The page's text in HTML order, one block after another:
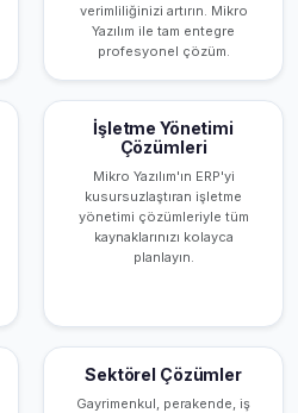
verimliliğinizi artırın. Mikro
Yazılım ile tam entegre
profesyonel çözüm.
İşletme Yönetimi
Çözümleri
Mikro Yazılım'ın ERP'yi
kusursuzlaştıran işletme
yönetimi çözümleriyle tüm
kaynaklarınızı kolayca
planlayın.
Sektörel Çözümler
Gayrimenkul, perakende, iş